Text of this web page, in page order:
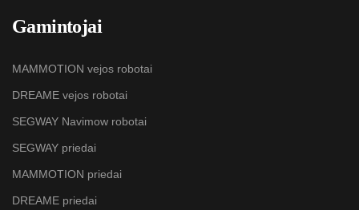
Gamintojai
MAMMOTION vejos robotai
DREAME vejos robotai
SEGWAY Navimow robotai
SEGWAY priedai
MAMMOTION priedai
DREAME priedai